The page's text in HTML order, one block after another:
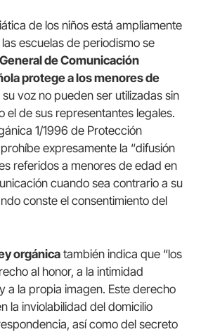
de los niños está ampliamente
escuelas de periodismo se
de Comunicación
protege a los menores de
voz no pueden ser utilizadas sin
el de sus representantes legales.
1/1996 de Protección
expresamente la “difusión
referidos a menores de edad en
cuando sea contrario a su
conste el consentimiento del
orgánica también indica que “los
al honor, a la intimidad
a la propia imagen. Este derecho
la inviolabilidad del domicilio
así como del secreto